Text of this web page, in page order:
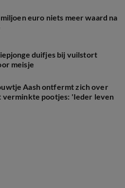
euro niets meer waard na
duifjes bij vuilstort
meisje
Aash ontfermt zich over
verminkte pootjes: 'Ieder leven